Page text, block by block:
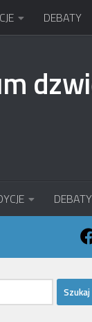
DEBATY
DEBATY